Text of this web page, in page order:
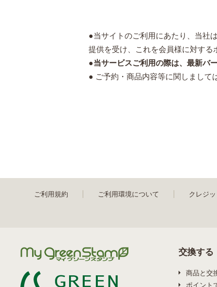
●当サイトのご利用にあたり、当社
提供を受け、これを会員様に対する
●当サービスご利用の際は、最新バ
● ご予約・商品内容等に関しまして
ご利用規約 ご利用環境について クレジ
交換する
商品と交
ポイント